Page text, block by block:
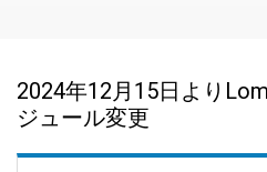
2024年12月15日より
ジュール変更